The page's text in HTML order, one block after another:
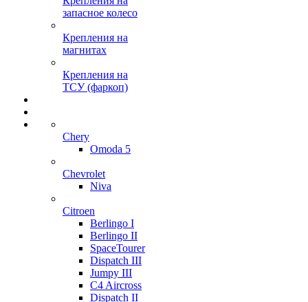
запасное колесо
Крепления на
магнитах
Крепления на
ТСУ (фаркоп)
Chery
Omoda 5
Chevrolet
Niva
Citroen
Berlingo I
Berlingo II
SpaceTourer
Dispatch III
Jumpy III
C4 Aircross
Dispatch II